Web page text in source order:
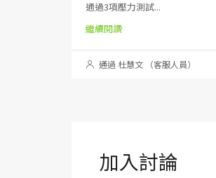
通過3項壓力測試...
繼續閱讀
通過 杜慧文 （客服人員）
加入討論